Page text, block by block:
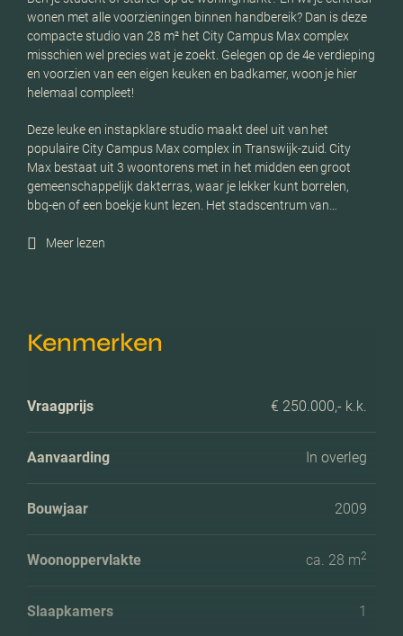
wonen met alle voorzieningen binnen handbereik? Dan is deze
compacte studio van 28 m² het City Campus Max complex
misschien wel precies wat je zoekt. Gelegen op de 4e verdieping
en voorzien van een eigen keuken en badkamer, woon je hier
helemaal compleet!
Deze leuke en instapklare studio maakt deel uit van het
populaire City Campus Max complex in Transwijk-zuid. City
Max bestaat uit 3 woontorens met in het midden een groot
gemeenschappelijk dakterras, waar je lekker kunt borrelen,
bbq-en of een boekje kunt lezen. Het stadscentrum van…
Meer lezen
Kenmerken
Vraagprijs € 250.000,- k.k.
Aanvaarding In overleg
Bouwjaar 2009
Woonoppervlakte ca. 28 m2
Slaapkamers 1